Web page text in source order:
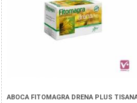
ABOCA FITOMAGRA DRENA PLUS